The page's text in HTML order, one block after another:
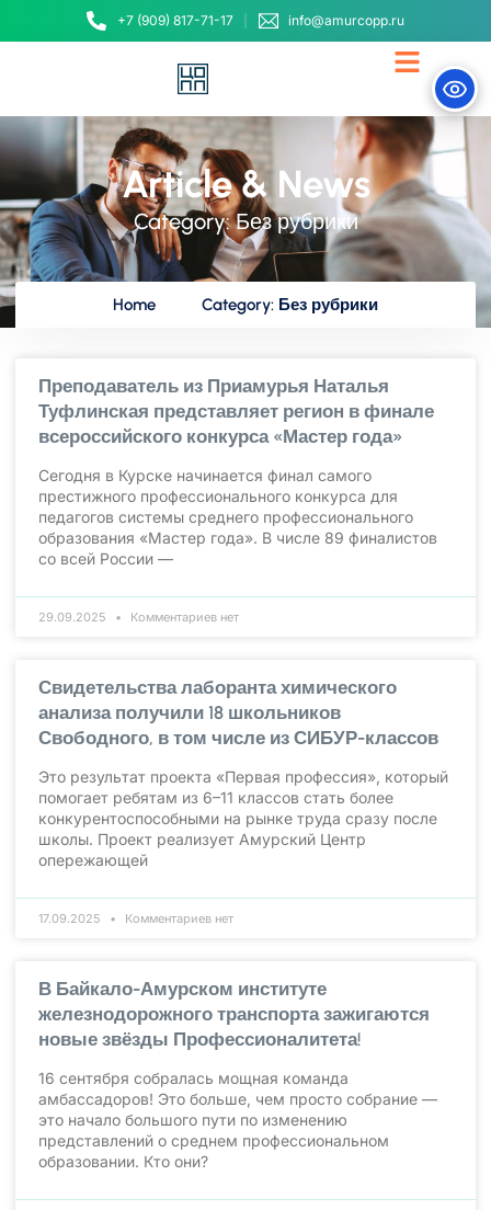
+7 (909) 817-71-17 info@amurcopp.ru
Article & News
Category: Без рубрики
Home Category: Без рубрики
Преподаватель из Приамурья Наталья
Туфлинская представляет регион в финале
всероссийского конкурса «Мастер года»
Сегодня в Курске начинается финал самого
престижного профессионального конкурса для
педагогов системы среднего профессионального
образования «Мастер года». В числе 89 финалистов
со всей России —
29.09.2025 Комментариев нет
Свидетельства лаборанта химического
анализа получили 18 школьников
Свободного, в том числе из СИБУР-классов
Это результат проекта «Первая профессия», который
помогает ребятам из 6–11 классов стать более
конкурентоспособными на рынке труда сразу после
школы. Проект реализует Амурский Центр
опережающей
17.09.2025 Комментариев нет
В Байкало-Амурском институте
железнодорожного транспорта зажигаются
новые звёзды Профессионалитета!
16 сентября собралась мощная команда
амбассадоров! Это больше, чем просто собрание —
это начало большого пути по изменению
представлений о среднем профессиональном
образовании. Кто они?